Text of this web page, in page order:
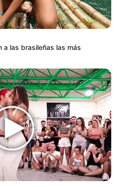
y decía con calma:
encaminadas,
que
a las brasileñas las más